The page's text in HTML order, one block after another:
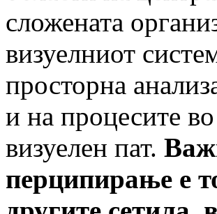
сложената
визуелниот
просторна
и на процесите
визуелен пат.
перципирање е